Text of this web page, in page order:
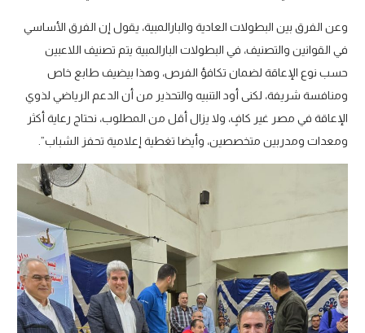
وعن الفرق بين البطولات العادية والبارالمبية، يقول إن الفرق الأساسي
في القوانين والتصنيف، في البطولات البارالمبية يتم تصنيف اللاعبين
حسب نوع الإعاقة لضمان تكافؤ الفرص، وهذا بيضيف طابع خاص
ومنافسة شريفة، لكنى أود التنبيه والتحذير من أن الدعم الرياضي لذوي
الإعاقة في مصر غير كافٍ، ولا يزال أقل من المطلوب، نحتاج رعاية أكثر
ومعدات ومدربين متخصصين، وأيضا تغطية إعلامية تحفز الشباب”.